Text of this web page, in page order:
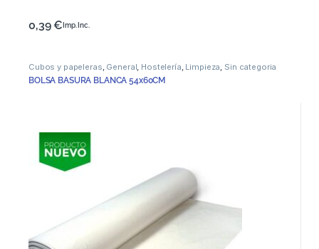
0,39€ Imp. Inc.
Cubos y papeleras, General, Hostelería, Limpieza, Sin categoria
BOLSA BASURA BLANCA 54x60CM